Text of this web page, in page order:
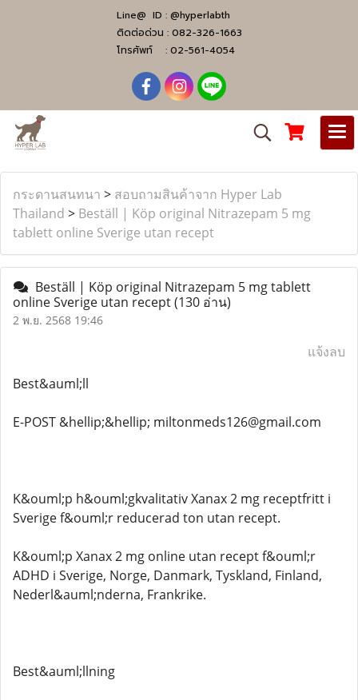
Line@ ID : @hyperlabth
ติดต่อด่วน : 082-326-1663
โทรศัพท์ : 02-561-4054
กระดานสนทนา > สอบถามสินค้าจาก Hyper Lab
Thailand > Beställ | Köp original Nitrazepam 5 mg
tablett online Sverige utan recept
Beställ | Köp original Nitrazepam 5 mg tablett
online Sverige utan recept(130 อ่าน)
2 พ.ย. 2568 19:46
แจ้งลบ
Best&auml;ll
E-POST &hellip;&hellip; miltonmeds126@gmail.com
K&ouml;p h&ouml;gkvalitativ Xanax 2 mg receptfritt i
Sverige f&ouml;r reducerad ton utan recept.
K&ouml;p Xanax 2 mg online utan recept f&ouml;r
ADHD i Sverige, Norge, Danmark, Tyskland, Finland,
Nederl&auml;nderna, Frankrike.
Best&auml;llning